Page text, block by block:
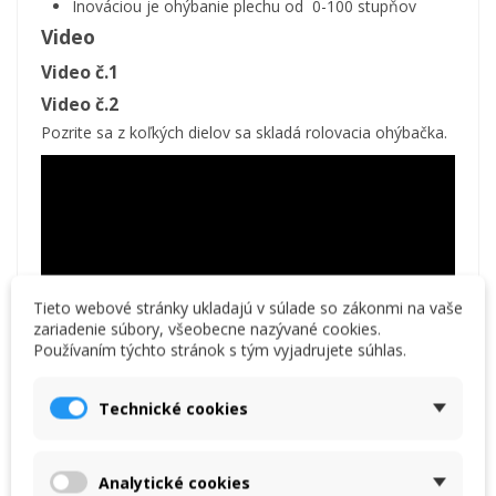
Inováciou je ohýbanie plechu od 0-100 stupňov
Video
Video č.1
Video č.2
Pozrite sa z koľkých dielov sa skladá rolovacia ohýbačka.
Tieto webové stránky ukladajú v súlade so zákonmi na vaše
zariadenie súbory, všeobecne nazývané cookies.
Používaním týchto stránok s tým vyjadrujete súhlas.
Technické cookies
Analytické cookies